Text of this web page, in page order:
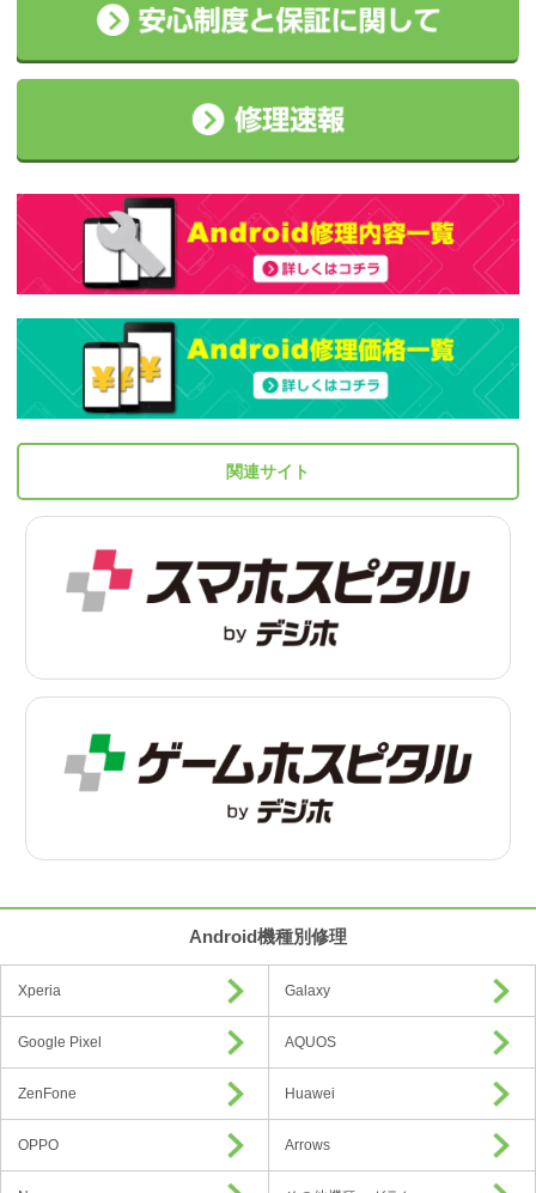
関連サイト
Android機種別修理
Xperia Galaxy
Google Pixel AQUOS
ZenFone Huawei
OPPO Arrows